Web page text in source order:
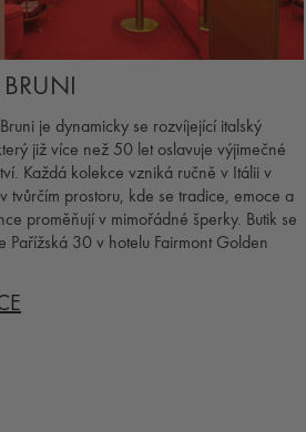
je dynamicky se rozvíjející italský
již více než 50 let oslavuje výjimečné
Každá kolekce vzniká ručně v Itálii v
tvůrčím prostoru, kde se tradice, emoce a
proměňují v mimořádné šperky. Butik se
Pařížská 30 v hotelu Fairmont Golden